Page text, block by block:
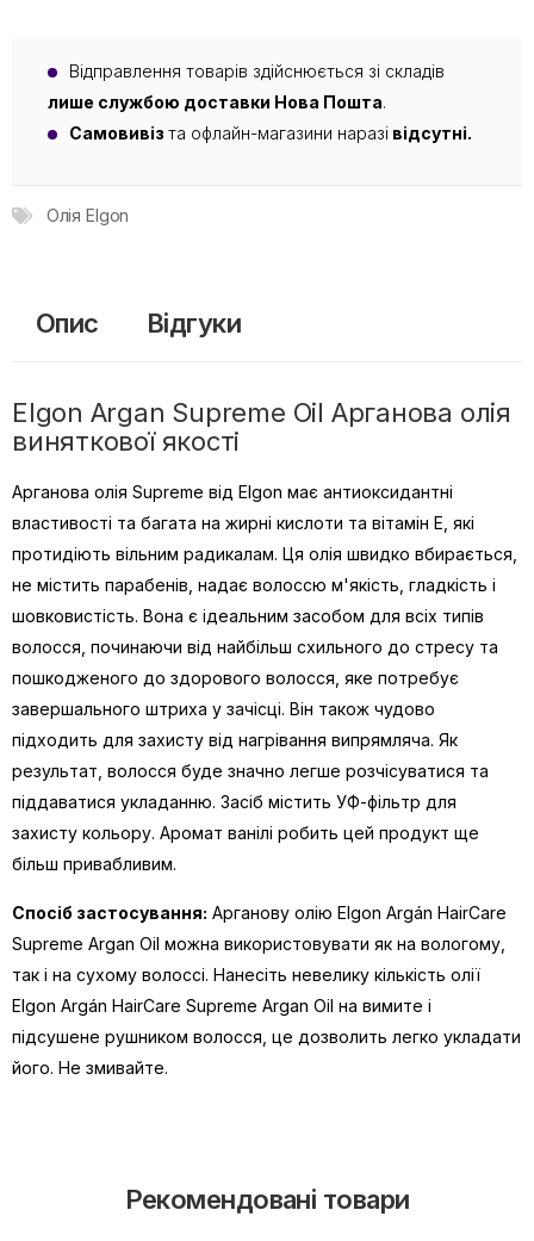
Відправлення товарів здійснюється зі складів
лише службою доставки Нова Пошта.
Самовивіз та офлайн-магазини наразі відсутні.
Олія Elgon
Опис Відгуки
Elgon Argan Supreme Oil Арганова олiя
виняткової якості
Арганова олія Supreme від Elgon має антиоксидантні
властивості та багата на жирні кислоти та вітамін Е, які
протидіють вільним радикалам. Ця олія швидко вбирається,
не містить парабенів, надає волоссю м'якість, гладкість і
шовковистість. Вона є ідеальним засобом для всіх типів
волосся, починаючи від найбільш схильного до стресу та
пошкодженого до здорового волосся, яке потребує
завершального штриха у зачісці. Він також чудово
підходить для захисту від нагрівання випрямляча. Як
результат, волосся буде значно легше розчісуватися та
піддаватися укладанню. Засіб містить УФ-фільтр для
захисту кольору. Аромат ванілі робить цей продукт ще
більш привабливим.
Спосіб застосування: Арганову олію Elgon Argán HairCare
Supreme Argan Oil можна використовувати як на вологому,
так і на сухому волоссі. Нанесіть невелику кількість олії
Elgon Argán HairCare Supreme Argan Oil на вимите і
підсушене рушником волосся, це дозволить легко укладати
його. Не змивайте.
Рекомендовані товари